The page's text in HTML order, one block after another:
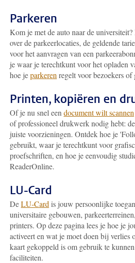
Parkeren
Kom je met de auto naar de
over de parkeerlocaties, de geldende
voor het aanvragen van een
je waar je terechtkunt voor het opladen
hoe jeparkeren regelt voor bezoekers of
Printen, kopiëren en
Of je nu snel een document wilt scannen
of professioneel drukwerk nodig hebt:
juiste voorzieningen. Ontdek hoe je
gebruikt, waar je terechtkunt voor
proefschriften, en hoe je eenvoudig
ReaderOnline.
LU-Card
DeLU-Card is jouw persoonlijke
universitaire gebouwen,
printers. Op deze pagina lees je hoe je
activeert en wat je moet doen bij verlies
kaart gekoppeld is om gebruik te
faciliteiten.